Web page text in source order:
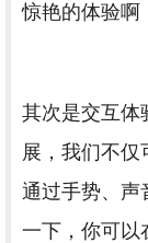
惊艳的体验啊
其次是交互体
展，我们不仅
通过手势、声
一下，你可以